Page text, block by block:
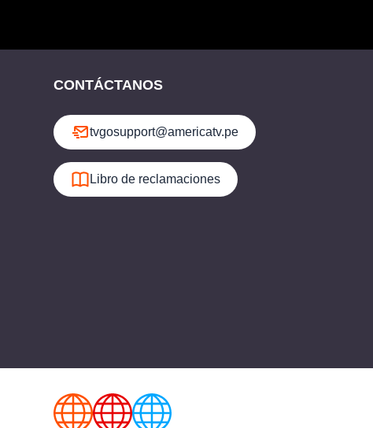
CONTÁCTANOS
tvgosupport@americatv.pe
Libro de reclamaciones